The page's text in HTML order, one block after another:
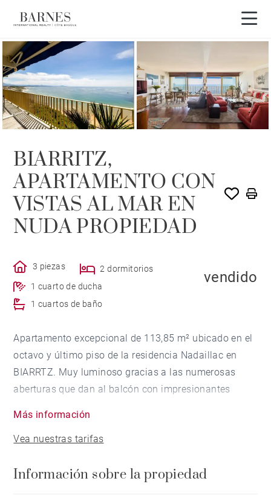
VENDIDO POR BARNES
BIARRITZ,
APARTAMENTO CON
VISTAS AL MAR EN
NUDA PROPIEDAD
3 piezas
2 dormitorios
1 cuarto de ducha
1 cuartos de baño
vendido
Apartamento excepcional de 113,85 m² ubicado en el
octavo y último piso de la residencia Nadaillac en
BIARRTZ. Muy luminoso gracias a las numerosas
aberturas que dan al balcón con impresionantes
gran salón de 50 m² con chimenea, una cocina
con vestidor y dos baños.
Más información
Vea nuestras tarifas
Información sobre la propiedad